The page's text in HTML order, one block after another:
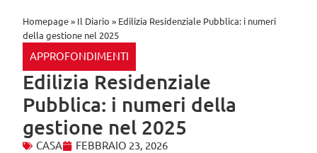
Homepage » Il Diario » Edilizia Residenziale Pubblica: i numeri
della gestione nel 2025
APPROFONDIMENTI
Edilizia Residenziale
Pubblica: i numeri della
gestione nel 2025
CASA
FEBBRAIO 23, 2026